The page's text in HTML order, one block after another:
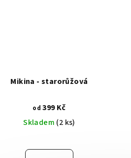
Mikina - starorůžová
od 399 Kč
Skladem (2 ks)